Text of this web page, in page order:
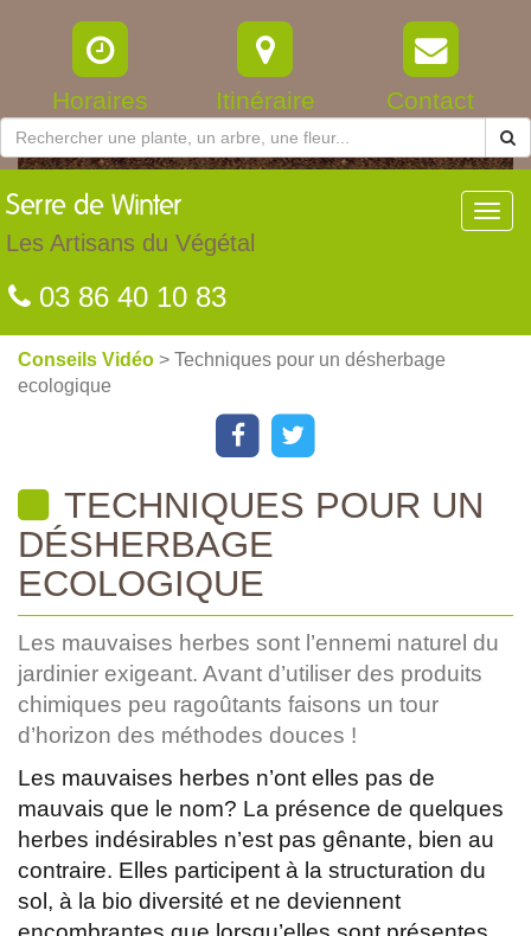
Horaires Itinéraire Contact
Serre de Winter
Les Artisans du Végétal
03 86 40 10 83
Conseils Vidéo > Techniques pour un désherbage
ecologique
TECHNIQUES POUR UN
DÉSHERBAGE
ECOLOGIQUE
Les mauvaises herbes sont l’ennemi naturel du
jardinier exigeant. Avant d’utiliser des produits
chimiques peu ragoûtants faisons un tour
d’horizon des méthodes douces !
Les mauvaises herbes n’ont elles pas de
mauvais que le nom? La présence de quelques
herbes indésirables n’est pas gênante, bien au
contraire. Elles participent à la structuration du
sol, à la bio diversité et ne deviennent